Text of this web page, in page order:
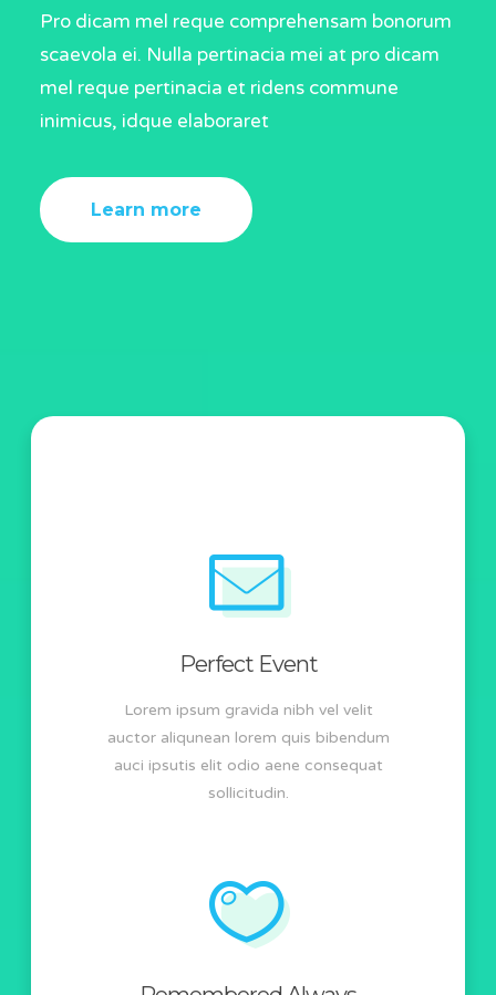
Pro dicam mel reque comprehensam bonorum
scaevola ei. Nulla pertinacia mei at pro dicam
mel reque pertinacia et ridens commune
inimicus, idque elaboraret
Learn more
Perfect Event
Lorem ipsum gravida nibh vel velit
auctor aliqunean lorem quis bibendum
auci ipsutis elit odio aene consequat
sollicitudin.